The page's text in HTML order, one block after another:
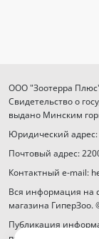
ООО "Зоотерра Плюс"
Свидетельство о
выдано Минским
Юридический
Почтовый адрес:
Контактный e-mail:
Вся информация на
магазина
Публикация